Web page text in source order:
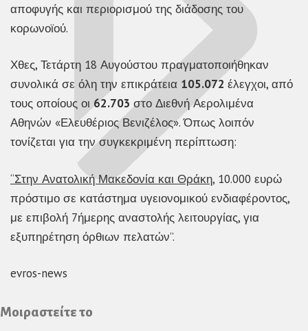
αποφυγής και περιορισμού της διάδοσης του
κορωνοϊού.
Χθες, Τετάρτη 18 Αυγούστου πραγματοποιήθηκαν
συνολικά σε όλη την επικράτεια 105.072 έλεγχοι, από
τους οποίους οι 62.703 στο Διεθνή Αερολιμένα
Αθηνών «Ελευθέριος Βενιζέλος». Όπως λοιπόν
τονίζεται για την συγκεκριμένη περίπτωση:
“Στην Ανατολική Μακεδονία και Θράκη, 10.000 ευρώ
πρόστιμο σε κατάστημα υγειονομικού ενδιαφέροντος,
με επιβολή 7ήμερης αναστολής λειτουργίας, για
εξυπηρέτηση όρθιων πελατών”.
evros-news
Μοιραστείτε το